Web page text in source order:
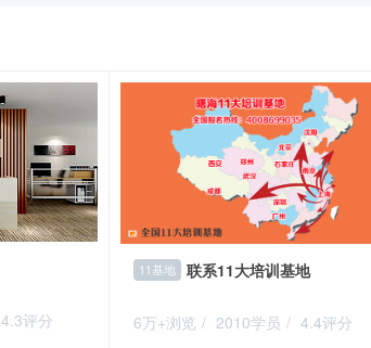
4.3评分
11基地 联系11大培训基地
6万+浏览 / 2010学员 / 4.4评分